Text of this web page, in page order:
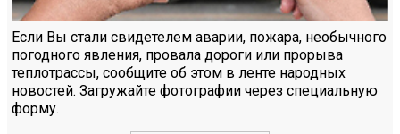
Если Вы стали свидетелем аварии, пожара, необычного
погодного явления, провала дороги или прорыва
теплотрассы, сообщите об этом в ленте народных
новостей. Загружайте фотографии через специальную
форму.